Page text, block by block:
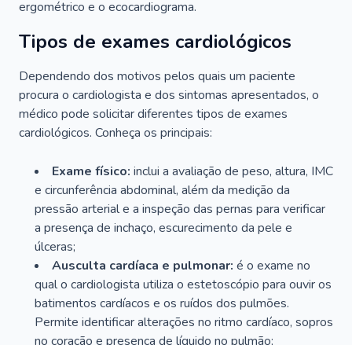
ergométrico e o ecocardiograma.
Tipos de exames cardiológicos
Dependendo dos motivos pelos quais um paciente
procura o cardiologista e dos sintomas apresentados, o
médico pode solicitar diferentes tipos de exames
cardiológicos. Conheça os principais:
Exame físico: inclui a avaliação de peso, altura, IMC
e circunferência abdominal, além da medição da
pressão arterial e a inspeção das pernas para verificar
a presença de inchaço, escurecimento da pele e
úlceras;
Ausculta cardíaca e pulmonar: é o exame no
qual o cardiologista utiliza o estetoscópio para ouvir os
batimentos cardíacos e os ruídos dos pulmões.
Permite identificar alterações no ritmo cardíaco, sopros
no coração e presença de líquido no pulmão;